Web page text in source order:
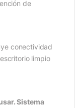
de
conectividad
limpio
Sistema